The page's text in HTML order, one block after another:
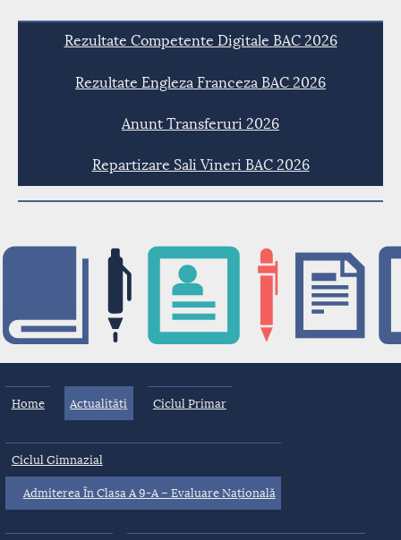
Rezultate Competente Digitale BAC 2026
Rezultate Engleza Franceza BAC 2026
Anunt Transferuri 2026
Repartizare Sali Vineri BAC 2026
Home Actualități Ciclul Primar
Ciclul Gimnazial
Admiterea În Clasa A 9-A – Evaluare Națională